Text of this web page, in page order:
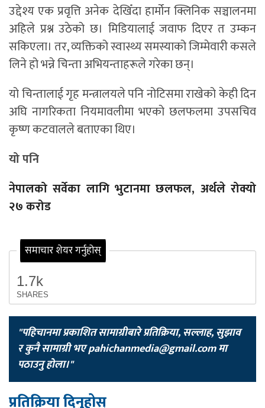
उद्देश्य एक प्रवृत्ति अनेक देखिँदा हार्मोन क्लिनिक सञ्चालनमा
अहिले प्रश्न उठेको छ। मिडियालाई जवाफ दिएर त उम्कन
सकिएला। तर, व्यक्तिको स्वास्थ्य समस्याको जिम्मेवारी कसले
लिने हो भन्ने चिन्ता अभियन्ताहरूले गरेका छन्।
यो चिन्तालाई गृह मन्त्रालयले पनि नोटिसमा राखेको केही दिन
अघि नागरिकता नियमावलीमा भएको छलफलमा उपसचिव
कृष्ण कटवालले बताएका थिए।
यो पनि
नेपालको सर्वेका लागि भुटानमा छलफल, अर्थले रोक्यो
२७ करोड
समाचार शेयर गर्नुहोस्
1.7k
SHARES
"पहिचानमा प्रकाशित सामाग्रीबारे प्रतिक्रिया, सल्लाह, सुझाव
र कुनै सामाग्री भएpahichanmedia@gmail.comमा
पठाउनु होला।"
प्रतिक्रिया दिनुहोस्